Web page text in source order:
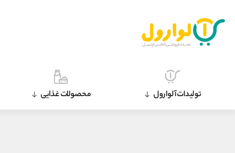
تولیدات آلوارول محصولات غذایی